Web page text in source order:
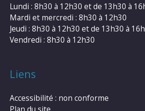
Lundi : 8h30 à 12h30 et de 13h30 à
Mardi et mercredi : 8h30 à 12h30
Jeudi : 8h30 à 12h30 et de 13h30 à
Vendredi : 8h30 à 12h30
Liens
Accessibilité : non conforme